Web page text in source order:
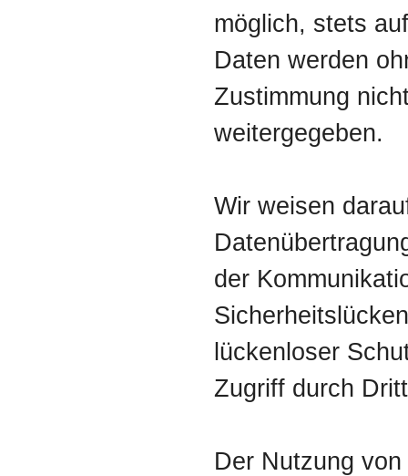
möglich, stets
Daten werden
Zustimmung
weitergegeben.
Wir weisen
der
lückenloser
Zugriff durch
Der Nutzung